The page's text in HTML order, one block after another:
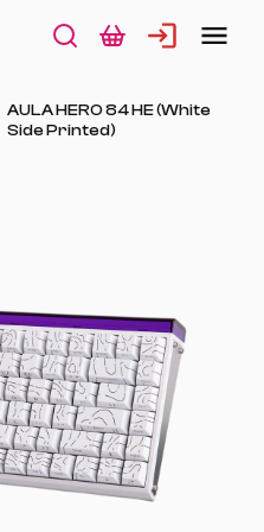
AULA HERO 84 HE (White
Side Printed)